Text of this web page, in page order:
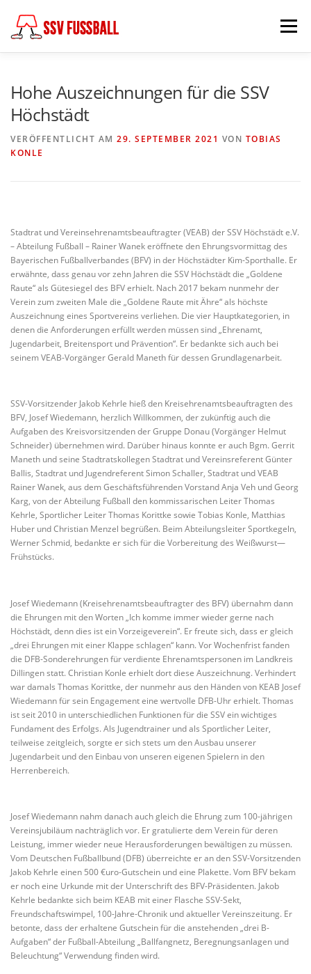
Inhalt
springen
Menü
KONTAKT
Hohe Auszeichnungen für die SSV
Höchstädt
VERÖFFENTLICHT AM 29. SEPTEMBER 2021 VON TOBIAS
KONLE
Stadtrat und Vereinsehrenamtsbeauftragter (VEAB) der SSV Höchstädt e.V.
– Abteilung Fußball – Rainer Wanek eröffnete den Ehrungsvormittag des
Bayerischen Fußballverbandes (BFV) in der Höchstädter Kim-Sporthalle. Er
erwähnte, dass genau vor zehn Jahren die SSV Höchstädt die „Goldene
Raute“ als Gütesiegel des BFV erhielt. Nach 2017 bekam nunmehr der
Verein zum zweiten Male die „Goldene Raute mit Ähre“ als höchste
Auszeichnung eines Sportvereins verliehen. Die vier Hauptkategorien, in
denen die Anforderungen erfüllt werden müssen sind „Ehrenamt,
Jugendarbeit, Breitensport und Prävention“. Er bedankte sich auch bei
seinem VEAB-Vorgänger Gerald Maneth für dessen Grundlagenarbeit.
SSV-Vorsitzender Jakob Kehrle hieß den Kreisehrenamtsbeauftragten des
BFV, Josef Wiedemann, herzlich Willkommen, der zukünftig auch die
Aufgaben des Kreisvorsitzenden der Gruppe Donau (Vorgänger Helmut
Schneider) übernehmen wird. Darüber hinaus konnte er auch Bgm. Gerrit
Maneth und seine Stadtratskollegen Stadtrat und Vereinsreferent Günter
Ballis, Stadtrat und Jugendreferent Simon Schaller, Stadtrat und VEAB
Rainer Wanek, aus dem Geschäftsführenden Vorstand Anja Veh und Georg
Karg, von der Abteilung Fußball den kommissarischen Leiter Thomas
Kehrle, Sportlicher Leiter Thomas Korittke sowie Tobias Konle, Matthias
Huber und Christian Menzel begrüßen. Beim Abteilungsleiter Sportkegeln,
Werner Schmid, bedankte er sich für die Vorbereitung des Weißwurst—
Frühstücks.
Josef Wiedemann (Kreisehrenamtsbeauftragter des BFV) übernahm dann
die Ehrungen mit den Worten „Ich komme immer wieder gerne nach
Höchstädt, denn dies ist ein Vorzeigeverein“. Er freute sich, dass er gleich
„drei Ehrungen mit einer Klappe schlagen“ kann. Vor Wochenfrist fanden
die DFB-Sonderehrungen für verdiente Ehrenamtspersonen im Landkreis
Dillingen statt. Christian Konle erhielt dort diese Auszeichnung. Verhindert
war damals Thomas Korittke, der nunmehr aus den Händen von KEAB Josef
Wiedemann für sein Engagement eine wertvolle DFB-Uhr erhielt. Thomas
ist seit 2010 in unterschiedlichen Funktionen für die SSV ein wichtiges
Fundament des Erfolgs. Als Jugendtrainer und als Sportlicher Leiter,
teilweise zeitgleich, sorgte er sich stets um den Ausbau unserer
Jugendarbeit und den Einbau von unseren eigenen Spielern in den
Herrenbereich.
Josef Wiedemann nahm danach auch gleich die Ehrung zum 100-jährigen
Vereinsjubiläum nachträglich vor. Er gratulierte dem Verein für deren
Leistung, immer wieder neue Herausforderungen bewältigen zu müssen.
Vom Deutschen Fußballbund (DFB) überreichte er an den SSV-Vorsitzenden
Jakob Kehrle einen 500 €uro-Gutschein und eine Plakette. Vom BFV bekam
er noch eine Urkunde mit der Unterschrift des BFV-Präsidenten. Jakob
Kehrle bedankte sich beim KEAB mit einer Flasche SSV-Sekt,
Freundschaftswimpel, 100-Jahre-Chronik und aktueller Vereinszeitung. Er
betonte, dass der erhaltene Gutschein für die anstehenden „drei B-
Aufgaben“ der Fußball-Abteilung „Ballfangnetz, Beregnungsanlagen und
Beleuchtung“ Verwendung finden wird.